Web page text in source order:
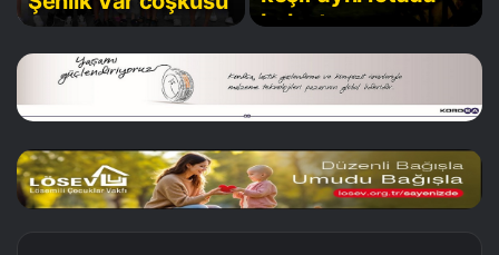
buluştu